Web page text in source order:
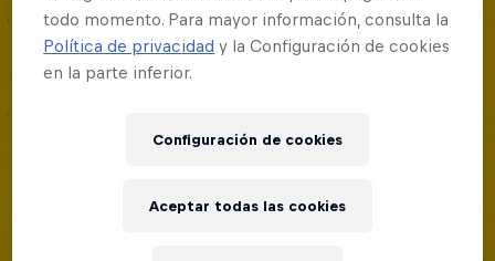
19 Septiembre 2026
Lima, Peru
todo momento. Para mayor información, consulta la
Política de privacidad y la Configuración de cookies
en la parte inferior.
Configuración de cookies
Aceptar todas las cookies